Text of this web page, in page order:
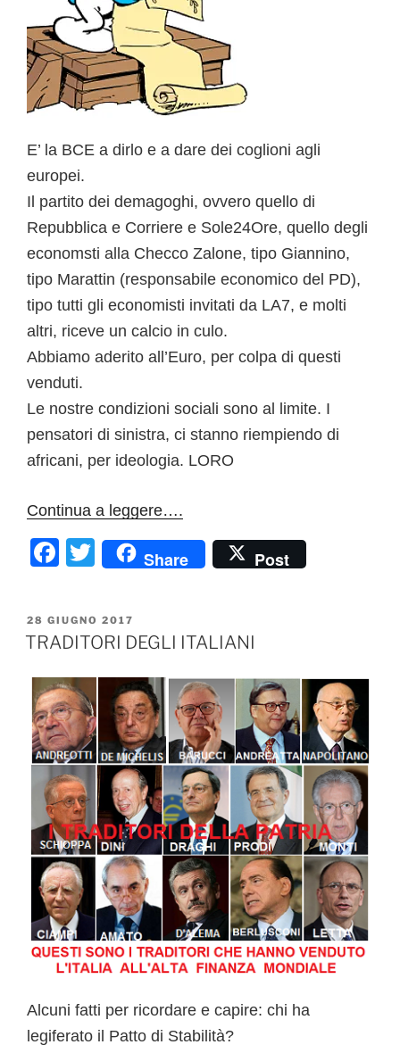
E’ la BCE a dirlo e a dare dei coglioni agli
europei.
Il partito dei demagoghi, ovvero quello di
Repubblica e Corriere e Sole24Ore, quello degli
economsti alla Checco Zalone, tipo Giannino,
tipo Marattin (responsabile economico del PD),
tipo tutti gli economisti invitati da LA7, e molti
altri, riceve un calcio in culo.
Abbiamo aderito all’Euro, per colpa di questi
venduti.
Le nostre condizioni sociali sono al limite. I
pensatori di sinistra, ci stanno riempiendo di
africani, per ideologia. LORO
Continua a leggere….
F
c
e
o
o
k
T
w
itt
er
Share Post
PUBBLICATO
IL
28 GIUGNO 2017
TRADITORI DEGLI ITALIANI
Alcuni fatti per ricordare e capire: chi ha
legiferato il Patto di Stabilità?